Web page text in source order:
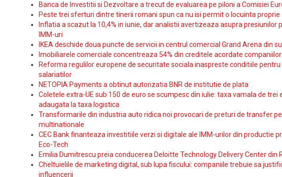
Banca de Investitii si Dezvoltare a trecut de evaluarea pe piloni a Comisiei
Peste trei sferturi dintre tinerii romani spun ca nu isi permit o locuinta proprie
Inflatia a scazut la 10,4% in iunie, dar analistii avertizeaza asupra presiunilor
IMM-uri
IKEA deschide doua puncte de servicii in centrul comercial Grand Arena din
Imobiliarele comerciale concentreaza 54% din creditele acordate
Reforma regulilor europene de securitate sociala inaspreste conditiile
salariatilor
NETOPIA Payments a obtinut autorizatia BNR de institutie de plata
Coletele extra-UE sub 150 de euro se scumpesc din iulie: taxa vamala de trei
adaugata la taxa logistica
Transformarile din industria auto ridica noi provocari de preturi de transfer
multinationale
CEC Bank finanteaza investitiile verzi si digitale ale IMM-urilor din productie
Eco-Tech
Emilia Dumitrescu preia conducerea Deloitte Technology Delivery Center din
Cheltuielile de marketing digital, sub lupa fiscului: companiile trebuie sa
influencerii